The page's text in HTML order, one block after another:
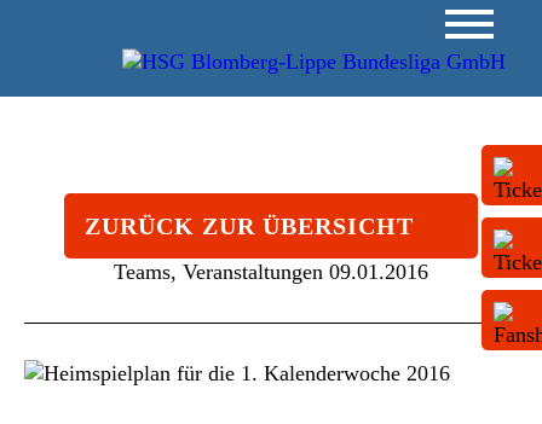
ZURÜCK ZUR ÜBERSICHT
Teams, Veranstaltungen 09.01.2016